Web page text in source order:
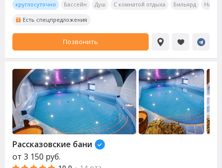
круглосуточно Бассейн Душ С комнатой отдыха Бильярд
Есть спецпредложения
Позвонить
Рассказовские бани
от 3 150 руб.